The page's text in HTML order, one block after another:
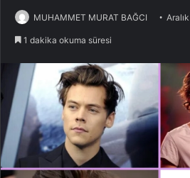
MUHAMMET MURAT BAĞCI
1 dakika okuma süresi